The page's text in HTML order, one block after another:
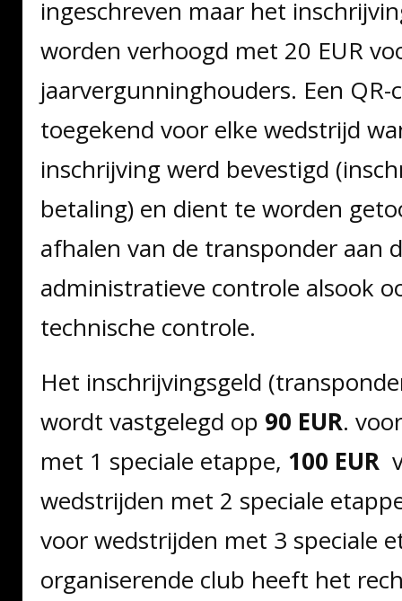
ingeschreven maar het
worden verhoogd met 20 EUR
jaarvergunninghouders. Een QR-
toegekend voor elke wedstrijd
inschrijving werd bevestigd
betaling) en dient te worden
afhalen van de transponder aan
administratieve controle alsook
technische controle.
Het inschrijvingsgeld
wordt vastgelegd op 90 EUR.
met 1 speciale etappe, 100 EUR
wedstrijden met 2 speciale
voor wedstrijden met 3 speciale
organiserende club heeft het